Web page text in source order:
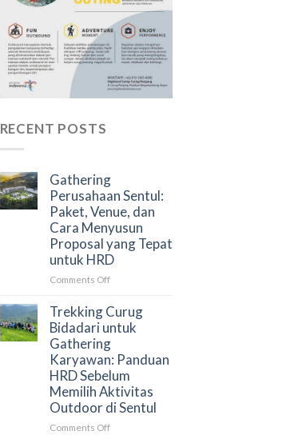
RECENT POSTS
Gathering
Perusahaan Sentul:
Paket, Venue, dan
Cara Menyusun
Proposal yang Tepat
untuk HRD
Comments Offon
Perusahaan
Sentul:
Paket,
Venue,
dan
Cara
Menyusun
Proposal
yang
Trekking Curug
Bidadari untuk
Gathering
Karyawan: Panduan
HRD Sebelum
Memilih Aktivitas
Outdoor di Sentul
Comments Offon